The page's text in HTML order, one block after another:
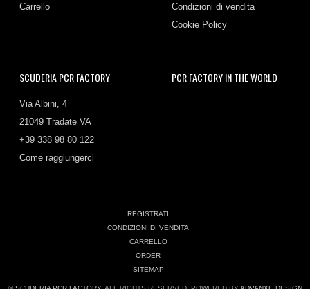
Carrello
Condizioni di vendita
Cookie Policy
SCUDERIA PCR FACTORY
Via Albini, 4
21049 Tradate VA
+39 338 98 80 122
Come raggiungerci
PCR FACTORY IN THE WORLD
REGISTRATI
CONDIZIONI DI VENDITA
CARRELLO
ORDER
SITEMAP